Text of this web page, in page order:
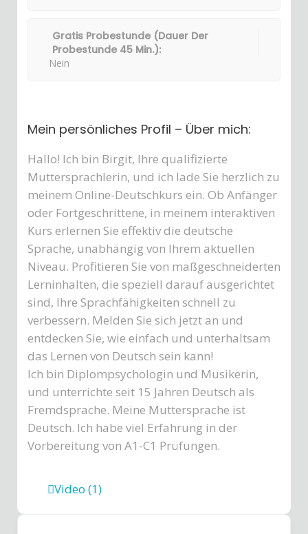
Gratis Probestunde (Dauer Der
Probestunde 45 Min.):
Nein
Mein persönliches Profil – Über mich:
Hallo! Ich bin Birgit, Ihre qualifizierte
Muttersprachlerin, und ich lade Sie herzlich zu
meinem Online-Deutschkurs ein. Ob Anfänger
oder Fortgeschrittene, in meinem interaktiven
Kurs erlernen Sie effektiv die deutsche
Sprache, unabhängig von Ihrem aktuellen
Niveau. Profitieren Sie von maßgeschneiderten
Lerninhalten, die speziell darauf ausgerichtet
sind, Ihre Sprachfähigkeiten schnell zu
verbessern. Melden Sie sich jetzt an und
entdecken Sie, wie einfach und unterhaltsam
das Lernen von Deutsch sein kann!
Ich bin Diplompsychologin und Musikerin,
und unterrichte seit 15 Jahren Deutsch als
Fremdsprache. Meine Muttersprache ist
Deutsch. Ich habe viel Erfahrung in der
Vorbereitung von A1-C1 Prüfungen.
Video (1)